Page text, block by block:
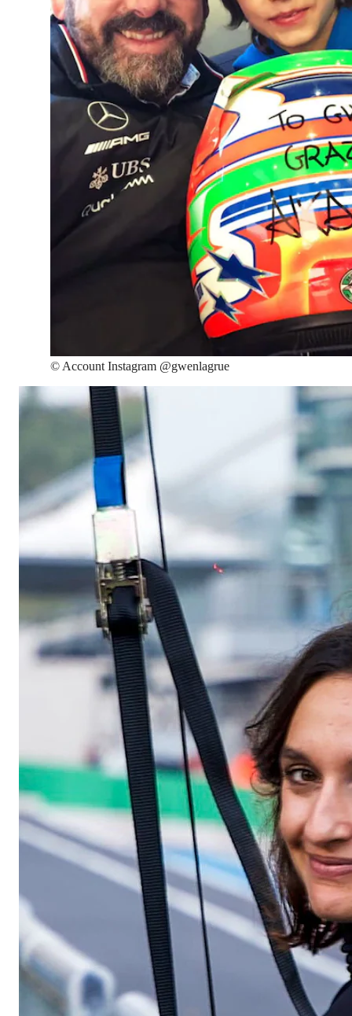
© Account Instagram @gwenlagrue